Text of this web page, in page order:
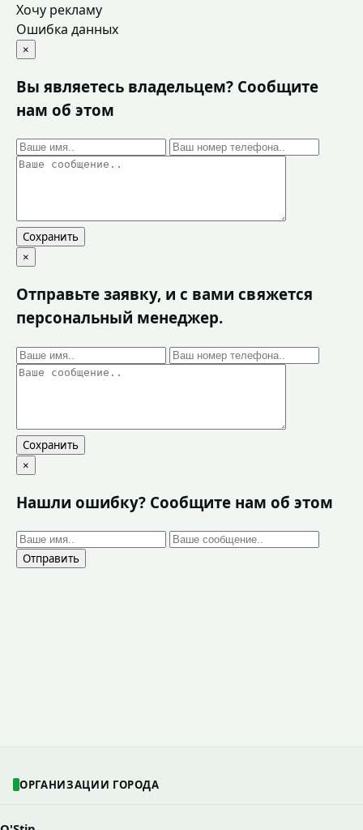
Хочу рекламу
Ошибка данных
×
Вы являетесь владельцем? Сообщите
нам об этом
Сохранить
×
Отправьте заявку, и с вами свяжется
персональный менеджер.
Сохранить
×
Нашли ошибку? Сообщите нам об этом
Отправить
ОРГАНИЗАЦИИ ГОРОДА